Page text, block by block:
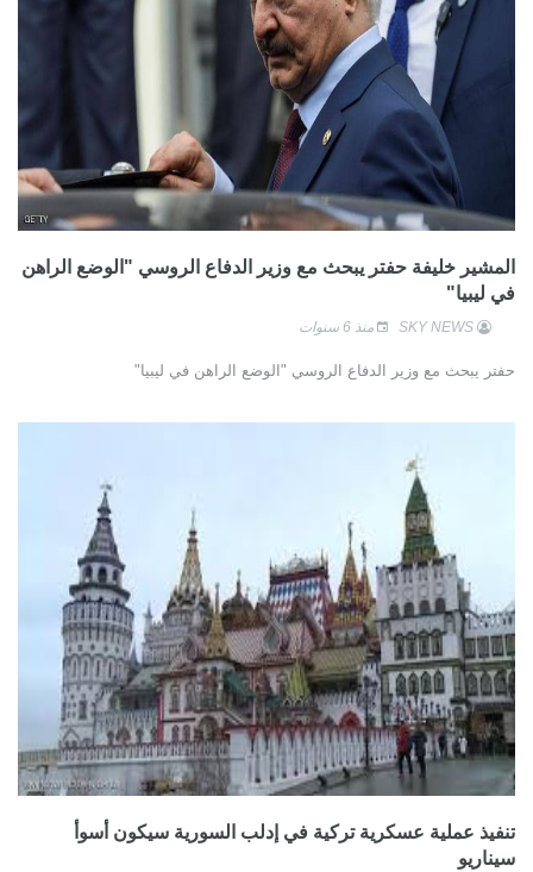
المشير خليفة حفتر يبحث مع وزير الدفاع الروسي "الوضع الراهن
في ليبيا"
SKY NEWS منذ 6 سنوات
حفتر يبحث مع وزير الدفاع الروسي "الوضع الراهن في ليبيا"
تنفيذ عملية عسكرية تركية في إدلب السورية سيكون أسوأ
سيناريو